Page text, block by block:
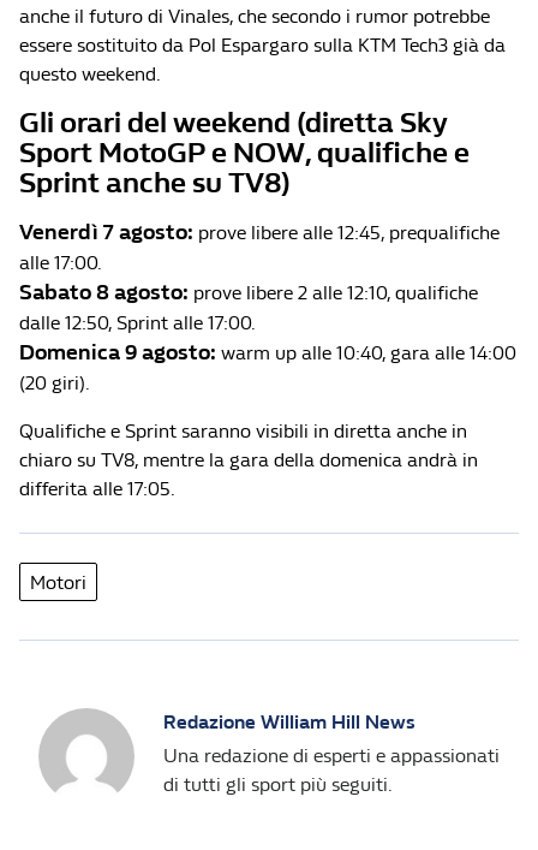
anche il futuro di Vinales, che secondo i rumor potrebbe
essere sostituito da Pol Espargaro sulla KTM Tech3 già da
questo weekend.
Gli orari del weekend (diretta Sky
Sport MotoGP e NOW, qualifiche e
Sprint anche su TV8)
Venerdì 7 agosto: prove libere alle 12:45, prequalifiche
alle 17:00.
Sabato 8 agosto: prove libere 2 alle 12:10, qualifiche
dalle 12:50, Sprint alle 17:00.
Domenica 9 agosto: warm up alle 10:40, gara alle 14:00
(20 giri).
Qualifiche e Sprint saranno visibili in diretta anche in
chiaro su TV8, mentre la gara della domenica andrà in
differita alle 17:05.
Motori
Redazione William Hill News
Una redazione di esperti e appassionati
di tutti gli sport più seguiti.